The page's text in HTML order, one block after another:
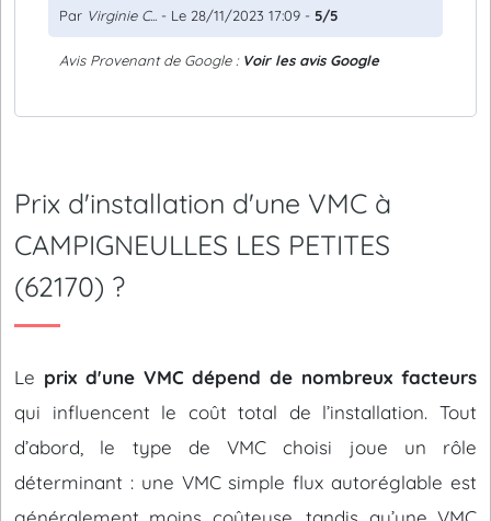
Par Virginie C... - Le 28/11/2023 17:09 - 5/5
Avis Provenant de Google : Voir les avis Google
Prix d'installation d'une VMC à
CAMPIGNEULLES LES PETITES
(62170) ?
Le prix d'une VMC dépend de nombreux facteurs
qui influencent le coût total de l’installation. Tout
d’abord, le type de VMC choisi joue un rôle
déterminant : une VMC simple flux autoréglable est